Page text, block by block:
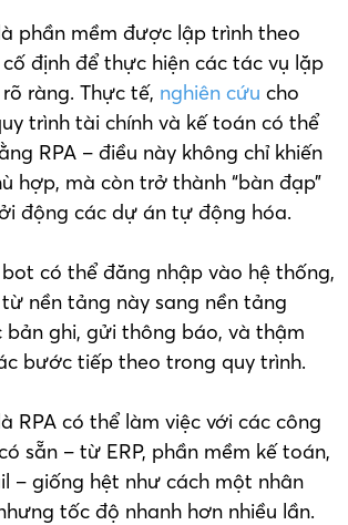
phần mềm được lập trình theo
định để thực hiện các tác vụ lặp
ràng. Thực tế, nghiên cứu cho
trình tài chính và kế toán có thể
RPA – điều này không chỉ khiến
hợp, mà còn trở thành “bàn đạp”
động các dự án tự động hóa.
có thể đăng nhập vào hệ thống,
nền tảng này sang nền tảng
bản ghi, gửi thông báo, và thậm
bước tiếp theo trong quy trình.
RPA có thể làm việc với các công
sẵn – từ ERP, phần mềm kế toán,
– giống hệt như cách một nhân
tốc độ nhanh hơn nhiều lần.